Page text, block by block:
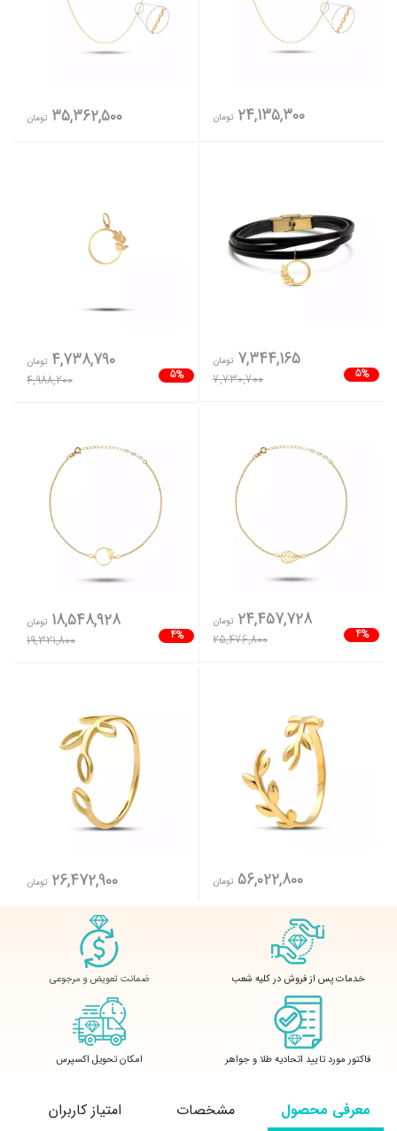
24,135,300 تومان 35,362,500 تومان
5%
7,344,165 تومان
7,730,700
5%
4,738,790 تومان
4,988,200
4%
24,457,728 تومان
25,476,800
4%
18,548,928 تومان
19,321,800
56,022,800 تومان 26,472,900 تومان
خدمات پس از فروش در کلیه شعب ضمانت تعویض و مرجوعی
فاکتور مورد تایید اتحادیه طلا و جواهر امکان تحویل اکسپرس
معرفی محصول مشخصات امتیاز کاربران